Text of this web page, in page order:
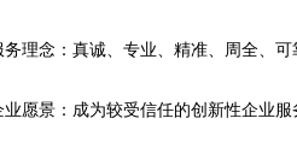
务理念：真诚、专业、精准、周全、可
业愿景：成为较受信任的创新性企业服